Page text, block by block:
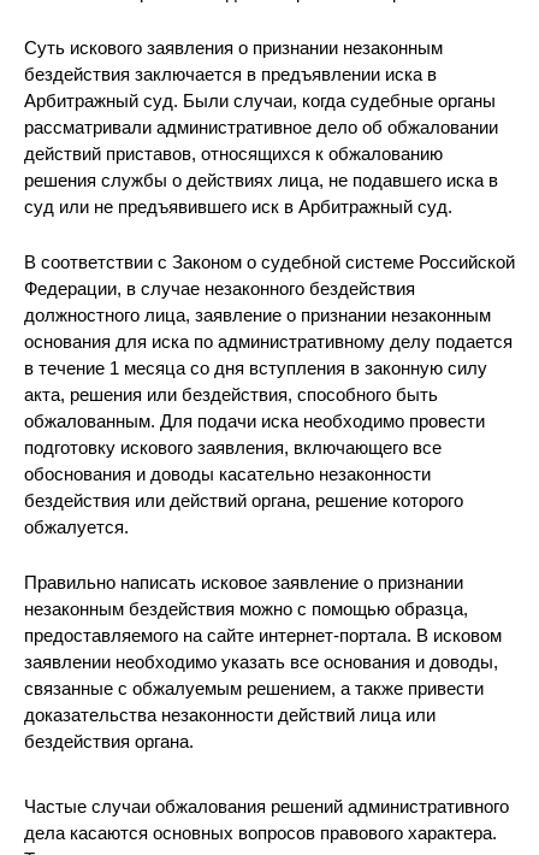
Суть искового заявления о признании незаконным
бездействия заключается в предъявлении иска в
Арбитражный суд. Были случаи, когда судебные органы
рассматривали административное дело об обжаловании
действий приставов, относящихся к обжалованию
решения службы о действиях лица, не подавшего иска в
суд или не предъявившего иск в Арбитражный суд.
В соответствии с Законом о судебной системе Российской
Федерации, в случае незаконного бездействия
должностного лица, заявление о признании незаконным
основания для иска по административному делу подается
в течение 1 месяца со дня вступления в законную силу
акта, решения или бездействия, способного быть
обжалованным. Для подачи иска необходимо провести
подготовку искового заявления, включающего все
обоснования и доводы касательно незаконности
бездействия или действий органа, решение которого
обжалуется.
Правильно написать исковое заявление о признании
незаконным бездействия можно с помощью образца,
предоставляемого на сайте интернет-портала. В исковом
заявлении необходимо указать все основания и доводы,
связанные с обжалуемым решением, а также привести
доказательства незаконности действий лица или
бездействия органа.
Частые случаи обжалования решений административного
дела касаются основных вопросов правового характера.